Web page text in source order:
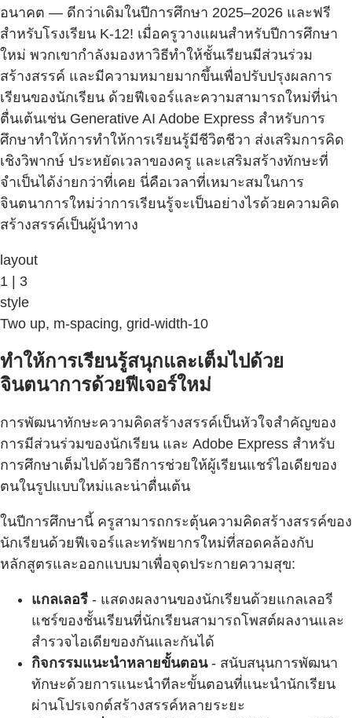
อนาคต — ดีกว่าเดิมในปีการศึกษา 2025–2026 และฟรี
สำหรับโรงเรียน K-12! เมื่อครูวางแผนสำหรับปีการศึกษา
ใหม่ พวกเขากำลังมองหาวิธีทำให้ชั้นเรียนมีส่วนร่วม
สร้างสรรค์ และมีความหมายมากขึ้นเพื่อปรับปรุงผลการ
เรียนของนักเรียน ด้วยฟีเจอร์และความสามารถใหม่ที่น่า
ตื่นเต้นเช่น Generative AI Adobe Express สำหรับการ
ศึกษาทำให้การทำให้การเรียนรู้มีชีวิตชีวา ส่งเสริมการคิด
เชิงวิพากษ์ ประหยัดเวลาของครู และเสริมสร้างทักษะที่
จำเป็นได้ง่ายกว่าที่เคย นี่คือเวลาที่เหมาะสมในการ
จินตนาการใหม่ว่าการเรียนรู้จะเป็นอย่างไรด้วยความคิด
สร้างสรรค์เป็นผู้นำทาง
layout
1 | 3
style
Two up, m-spacing, grid-width-10
ทำให้การเรียนรู้สนุกและเต็มไปด้วย
จินตนาการด้วยฟีเจอร์ใหม่
การพัฒนาทักษะความคิดสร้างสรรค์เป็นหัวใจสำคัญของ
การมีส่วนร่วมของนักเรียน และ Adobe Express สำหรับ
การศึกษาเต็มไปด้วยวิธีการช่วยให้ผู้เรียนแชร์ไอเดียของ
ตนในรูปแบบใหม่และน่าตื่นเต้น
ในปีการศึกษานี้ ครูสามารถกระตุ้นความคิดสร้างสรรค์ของ
นักเรียนด้วยฟีเจอร์และทรัพยากรใหม่ที่สอดคล้องกับ
หลักสูตรและออกแบบมาเพื่อจุดประกายความสุข:
แกลเลอรี - แสดงผลงานของนักเรียนด้วยแกลเลอรี
แชร์ของชั้นเรียนที่นักเรียนสามารถโพสต์ผลงานและ
สำรวจไอเดียของกันและกันได้
กิจกรรมแนะนำหลายขั้นตอน- สนับสนุนการพัฒนา
ทักษะด้วยการแนะนำทีละขั้นตอนที่แนะนำนักเรียน
ผ่านโปรเจกต์สร้างสรรค์หลายระยะ